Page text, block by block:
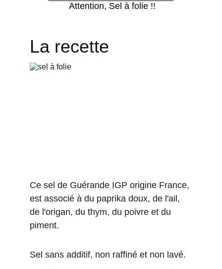
Attention, Sel à folie !!
La recette
Ce sel de Guérande IGP origine France,
est associé à du paprika doux, de l'ail,
de l'origan, du thym, du poivre et du
piment.
Sel sans additif, non raffiné et non lavé.